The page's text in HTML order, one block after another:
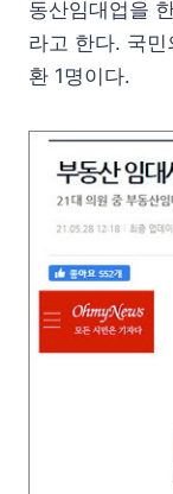
동산임대업을
라고 한다. 국
환 1명이다.